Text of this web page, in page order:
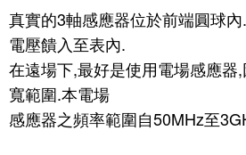
真實的3軸感應器位於前端圓球
電壓饋入至表內.
在遠場下,最好是使用電場感應器
寬範圍.本電場
感應器之頻率範圍自50MHz至